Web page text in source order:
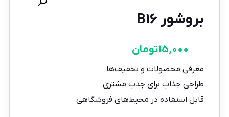
بروشور B16
15,000تومان
معرفی محصولات و تخفیف‌ها
طراحی جذاب برای جذب مشتری
قابل استفاده در محیط‌های فروشگاهی